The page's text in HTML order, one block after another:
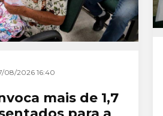
08/2026 16:40
mais de 1,7